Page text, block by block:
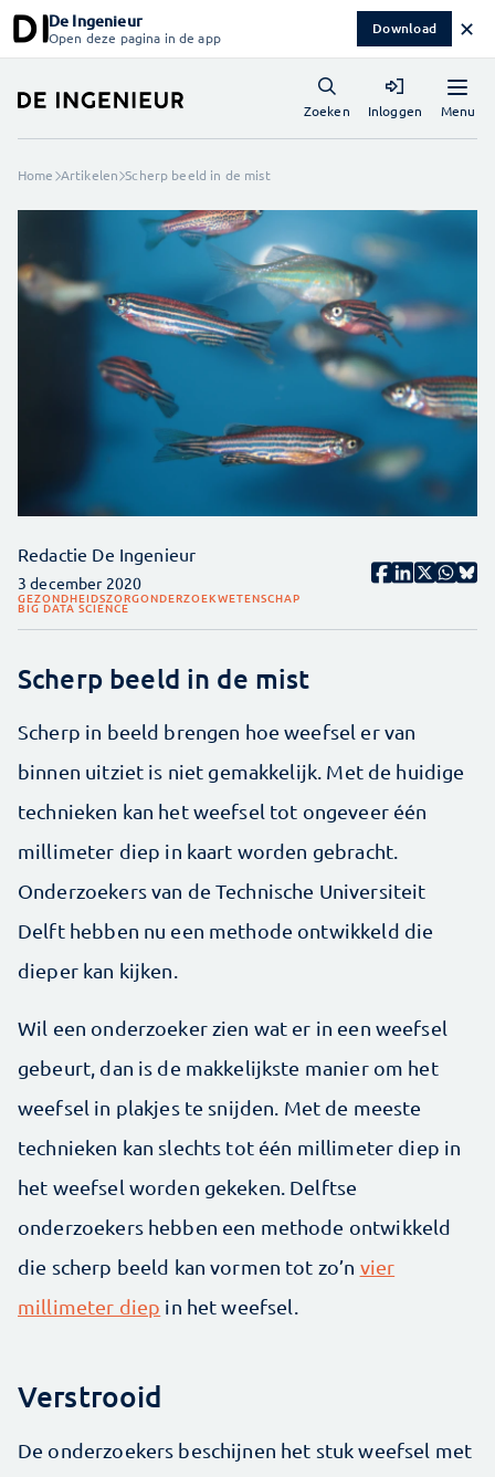
De Ingenieur
Open deze pagina in de app Download ✕
Menu
Zoeken Inloggen
Home Artikelen Scherp beeld in de mist
Redactie De Ingenieur
3 december 2020
GEZONDHEIDSZORGONDERZOEKWETENSCHAP
BIG DATA SCIENCE
Scherp beeld in de mist
Scherp in beeld brengen hoe weefsel er van
binnen uitziet is niet gemakkelijk. Met de huidige
technieken kan het weefsel tot ongeveer één
millimeter diep in kaart worden gebracht.
Onderzoekers van de Technische Universiteit
Delft hebben nu een methode ontwikkeld die
dieper kan kijken.
Wil een onderzoeker zien wat er in een weefsel
gebeurt, dan is de makkelijkste manier om het
weefsel in plakjes te snijden. Met de meeste
technieken kan slechts tot één millimeter diep in
het weefsel worden gekeken. Delftse
onderzoekers hebben een methode ontwikkeld
die scherp beeld kan vormen tot zo’n vier
millimeter diep in het weefsel.
Verstrooid
De onderzoekers beschijnen het stuk weefsel met